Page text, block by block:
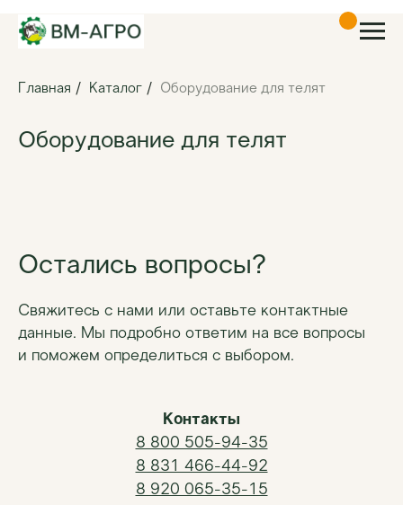
Главная / Каталог / Оборудование для телят
Оборудование для телят
Остались вопросы?
Свяжитесь с нами или оставьте контактные
данные. Мы подробно ответим на все вопросы
и поможем определиться с выбором.
Контакты
8 800 505-94-35
8 831 466-44-92
8 920 065-35-15